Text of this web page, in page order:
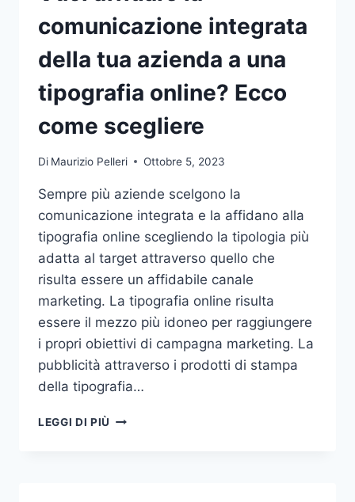
comunicazione integrata
della tua azienda a una
tipografia online? Ecco
come scegliere
Di Maurizio Pelleri Ottobre 5, 2023
Sempre più aziende scelgono la
comunicazione integrata e la affidano alla
tipografia online scegliendo la tipologia più
adatta al target attraverso quello che
risulta essere un affidabile canale
marketing. La tipografia online risulta
essere il mezzo più idoneo per raggiungere
i propri obiettivi di campagna marketing. La
pubblicità attraverso i prodotti di stampa
della tipografia…
LEGGI DI PIÙ VUOI